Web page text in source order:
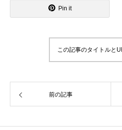
Pin it
この記事のタイトルと
前の記事